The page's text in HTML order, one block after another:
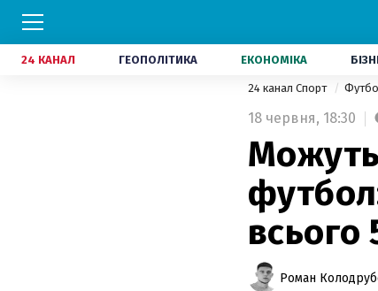
24 КАНАЛ ГЕОПОЛІТИКА ЕКОНОМІКА
24 канал Спорт
18 червня, 18:30
Можуть
всього
Роман